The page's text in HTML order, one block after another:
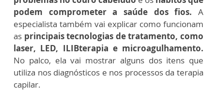
podem comprometer a saúde dos fios. A
especialista também vai explicar como funcionam
as principais tecnologias de tratamento, como
laser, LED, ILIBterapia e microagulhamento.
No palco, ela vai mostrar alguns dos itens que
utiliza nos diagnósticos e nos processos da terapia
capilar.